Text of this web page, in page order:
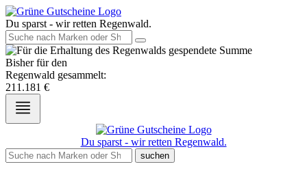
Du sparst - wir retten Regenwald.
Bisher für den
Regenwald gesammelt:
211.181 €
Du sparst - wir retten Regenwald.
suchen